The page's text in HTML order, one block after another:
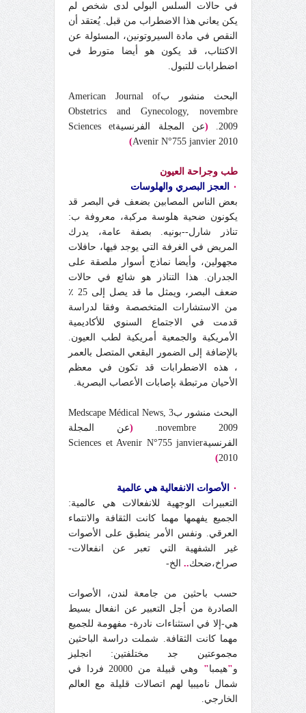
في حالات السلس البولي لدى شخص لم
يكن يعاني هذا الاضطراب من قبل. يُعتقد أن
النقص في مادة السيروتونين، المسئولة عن
الاكتئاب، قد يكون هو أيضا متورط في
اضطرابات للتبول.
البحث منشور بAmerican Journal of
Obstetrics and Gynecology, novembre
2009.
(
عن المجلة الفرنسيةSciences et
Avenir N°755 janvier 2010
)
طب وجراحة العيون
٠
العجز البصري والهلوسات
بعض الناس المصابين بضعف في البصر قد
يكونون ضحية هلوسة مركبة، معروفة ب:
تناذر شارل--بونيه. بصفة عامة، يدرك
المريض في الغرفة التي يوجد فيها، حافلات
مجهولين، وأيضا نماذج أسوار ملصقة على
الجدران. هذا التناذر هو شائع في حالات
ضعف البصر، ويمثل ما قد يصل إلى 25 ٪
من الاستشارات المتخصصة وفقا لدراسة
قدمت في الاجتماع السنوي للأكاديمية
الأمريكية والجمعية أمريكية لطب العيون.
بالإضافة إلى الضمور البقعي المتصل بالعمر
، هذه الاضطرابات قد تكون في معظم
الأحيان مرتبطة بإصابات الأعصاب البصرية.
البحث منشور بMedscape Médical News, 3
novembre 2009.
(عن المجلة
الفرنسيةSciences et Avenir N°755 janvier
2010
)
٠
الأصوات الانفعالية هي عالمية
التعبيرات الوجهية للانفعالات هي عالمية:
الجميع يفهمها مهما كانت الثقافة والانتماء
العرقي. ونفس الأمر ينطبق على الأصوات
غير الشفهية التي تعبر عن انفعالات-
صراخ،ضحك.. الخ-
حسب باحثين من جامعة لندن، الأصوات
الصادرة من أجل التعبير عن انفعال بسيط
هي-إلا في استثناءات نادرة- مفهومة للجميع
مهما كانت الثقافة. شملت دراسة الباحثين
مجموعتين جد مختلفتين: انجليز
و"هيمبا"
وهي قبيلة من 20000 فردا في
شمال ناميبيا لهم اتصالات قليلة مع العالم
الخارجي.